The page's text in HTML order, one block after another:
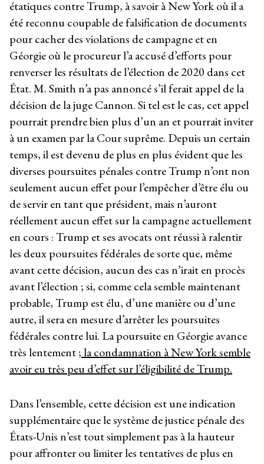
étatiques contre Trump, à savoir à New York où il a
été reconnu coupable de falsification de documents
pour cacher des violations de campagne et en
Géorgie où le procureur l’a accusé d’efforts pour
renverser les résultats de l’élection de 2020 dans cet
État. M. Smith n’a pas annoncé s’il ferait appel de la
décision de la juge Cannon. Si tel est le cas, cet appel
pourrait prendre bien plus d’un an et pourrait inviter
à un examen par la Cour suprême. Depuis un certain
temps, il est devenu de plus en plus évident que les
diverses poursuites pénales contre Trump n’ont non
seulement aucun effet pour l’empêcher d’être élu ou
de servir en tant que président, mais n’auront
réellement aucun effet sur la campagne actuellement
en cours : Trump et ses avocats ont réussi à ralentir
les deux poursuites fédérales de sorte que, même
avant cette décision, aucun des cas n’irait en procès
avant l’élection ; si, comme cela semble maintenant
probable, Trump est élu, d’une manière ou d’une
autre, il sera en mesure d’arrêter les poursuites
fédérales contre lui. La poursuite en Géorgie avance
très lentement; la condamnation à New York semble
avoir eu très peu d’effet sur l’éligibilité de Trump.
Dans l’ensemble, cette décision est une indication
supplémentaire que le système de justice pénale des
États-Unis n’est tout simplement pas à la hauteur
pour affronter ou limiter les tentatives de plus en